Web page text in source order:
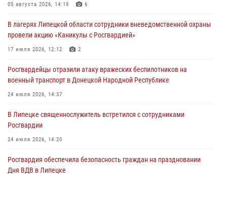
03 августа 2026, 13:39
Росгвардия обеспечила охрану порядка во время проведения
фестивалей в Липецке
03 августа 2026, 13:17
05 августа 2026, 14:19 6
В лагерях Липецкой области сотрудники вневедомственной охраны
провели акцию «Каникулы с Росгвардией»
17 июля 2026, 12:12 2
Росгвардейцы отразили атаку вражеских беспилотников на
военный транспорт в Донецкой Народной Республике
24 июля 2026, 14:37
В Липецке священнослужитель встретился с сотрудниками
Росгвардии
24 июля 2026, 14:20
Росгвардия обеспечила безопасность граждан на праздновании
Дня ВДВ в Липецке